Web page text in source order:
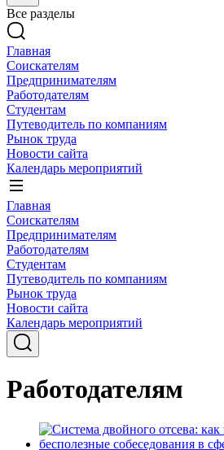
Все разделы
Главная
Соискателям
Предпринимателям
Работодателям
Студентам
Путеводитель по компаниям
Рынок труда
Новости сайта
Календарь мероприятий
Главная
Соискателям
Предпринимателям
Работодателям
Студентам
Путеводитель по компаниям
Рынок труда
Новости сайта
Календарь мероприятий
Работодателям